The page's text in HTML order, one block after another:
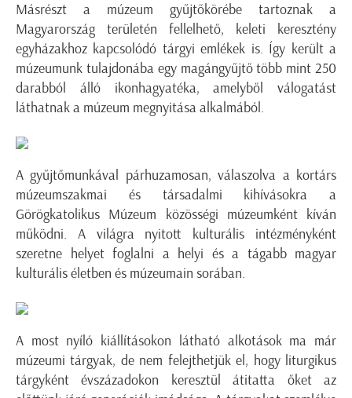
Másrészt a múzeum gyűjtőkörébe tartoznak a
Magyarország területén fellelhető, keleti keresztény
egyházakhoz kapcsolódó tárgyi emlékek is. Így került a
múzeumunk tulajdonába egy magángyűjtő több mint 250
darabból álló ikonhagyatéka, amelyből válogatást
láthatnak a múzeum megnyitása alkalmából.
A gyűjtőmunkával párhuzamosan, válaszolva a kortárs
múzeumszakmai és társadalmi kihívásokra a
Görögkatolikus Múzeum közösségi múzeumként kíván
működni. A világra nyitott kulturális intézményként
szeretne helyet foglalni a helyi és a tágabb magyar
kulturális életben és múzeumain sorában.
A most nyíló kiállításokon látható alkotások ma már
múzeumi tárgyak, de nem felejthetjük el, hogy liturgikus
tárgyként évszázadokon keresztül átitatta őket az